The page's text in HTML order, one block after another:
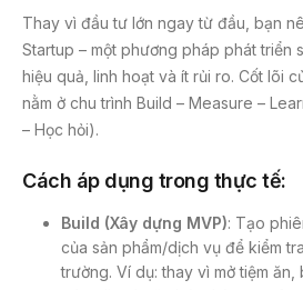
Thay vì đầu tư lớn ngay từ đầu, bạn
Startup – một phương pháp phát triển
hiệu quả, linh hoạt và ít rủi ro. Cốt lõi
nằm ở chu trình Build – Measure –
– Học hỏi).
Cách áp dụng trong thực tế:
Build (Xây dựng MVP): Tạo
của sản phẩm/dịch vụ để kiểm
trường. Ví dụ: thay vì mở tiệm